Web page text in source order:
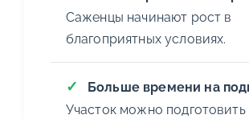
Саженцы начинают рост в
благоприятных условиях.
Больше времени на
Участок можно подготовить